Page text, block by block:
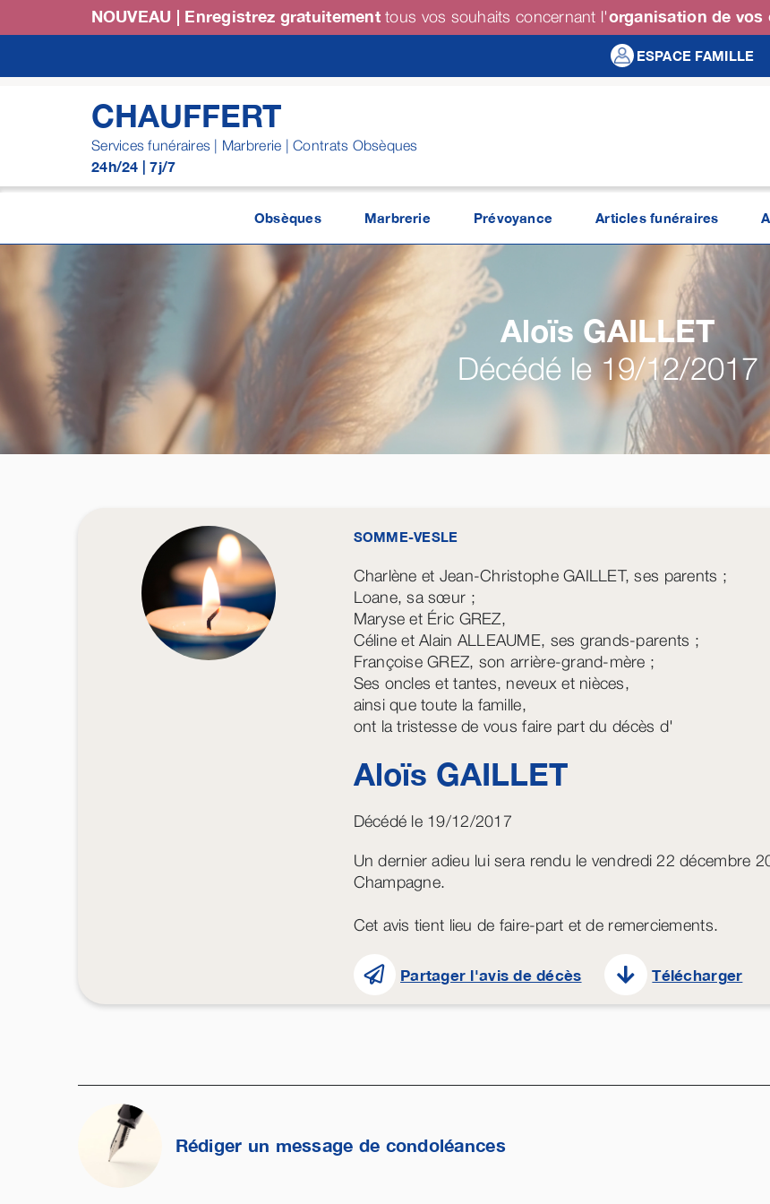
au
NOUVEAU | Enregistrez gratuitement tous vos souhaits concernant l'organisation de vos
ESPACE FAMILLE
CHAUFFERT
Services funéraires | Marbrerie | Contrats Obsèques
24h/24 | 7j/7
Obsèques Marbrerie Prévoyance Articles funéraires
Aloïs GAILLET
Décédé le 19/12/2017
SOMME-VESLE
Charlène et Jean-Christophe GAILLET, ses parents ;
Loane, sa sœur ;
Maryse et Éric GREZ,
Céline et Alain ALLEAUME, ses grands-parents ;
Françoise GREZ, son arrière-grand-mère ;
Ses oncles et tantes, neveux et nièces,
ainsi que toute la famille,
ont la tristesse de vous faire part du décès d'
Aloïs GAILLET
Décédé le 19/12/2017
Un dernier adieu lui sera rendu le vendredi 22 décembre
Champagne.
Cet avis tient lieu de faire-part et de remerciements.
Partager l'avis de décès Télécharger
Rédiger un message de condoléances